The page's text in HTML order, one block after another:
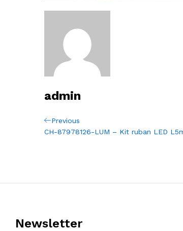
admin
Navigation
Previous
Post
Previous
CH-87978126-LUM – Kit ruban LED
Newsletter